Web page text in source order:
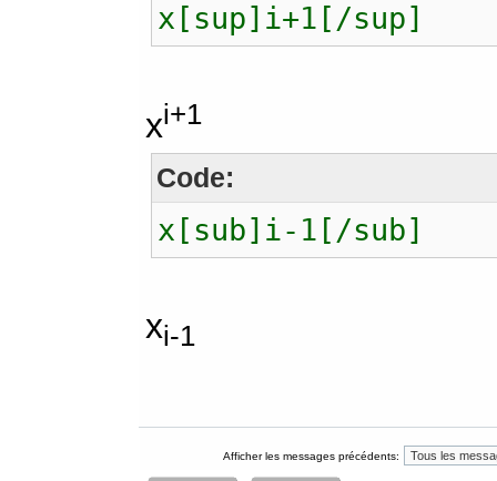
x[sup]i+1[/sup]
xi+1
Code:
x[sub]i-1[/sub]
xi-1
Afficher les messages précédents: